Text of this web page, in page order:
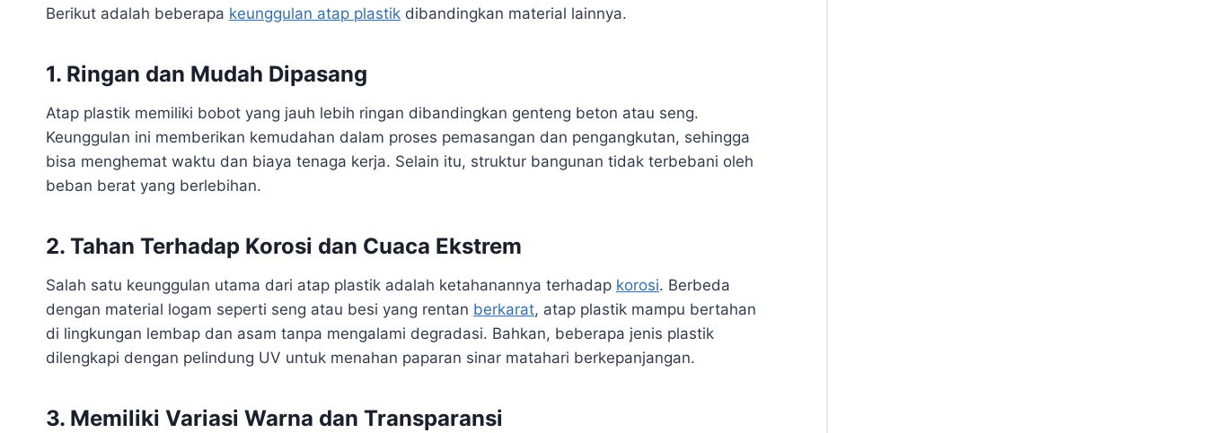
Berikut adalah beberapa keunggulan atap plastik dibandingkan material lainnya.
1. Ringan dan Mudah Dipasang
Atap plastik memiliki bobot yang jauh lebih ringan dibandingkan genteng beton atau seng.
Keunggulan ini memberikan kemudahan dalam proses pemasangan dan pengangkutan, sehingga
bisa menghemat waktu dan biaya tenaga kerja. Selain itu, struktur bangunan tidak terbebani oleh
beban berat yang berlebihan.
2. Tahan Terhadap Korosi dan Cuaca Ekstrem
Salah satu keunggulan utama dari atap plastik adalah ketahanannya terhadap korosi. Berbeda
dengan material logam seperti seng atau besi yang rentan berkarat, atap plastik mampu bertahan
di lingkungan lembap dan asam tanpa mengalami degradasi. Bahkan, beberapa jenis plastik
dilengkapi dengan pelindung UV untuk menahan paparan sinar matahari berkepanjangan.
3. Memiliki Variasi Warna dan Transparansi